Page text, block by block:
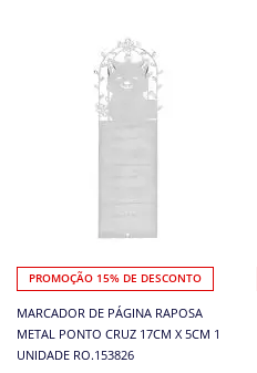
PROMOÇÃO 15% DE DESCONTO
MARCADOR DE PÁGINA RAPOSA
METAL PONTO CRUZ 17CM X 5CM 1
UNIDADE RO.153826